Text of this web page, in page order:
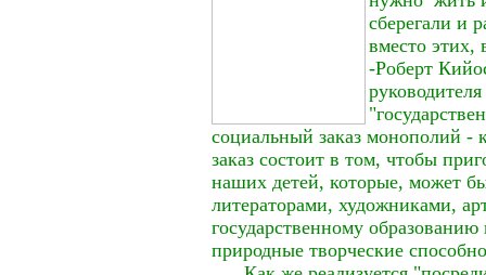
сберегали и
вместо
-Роберт
социальный заказ монополий -
заказ состоит в том, чтобы
наших детей, которые, может
литераторами, художниками,
государственному
природные творческие